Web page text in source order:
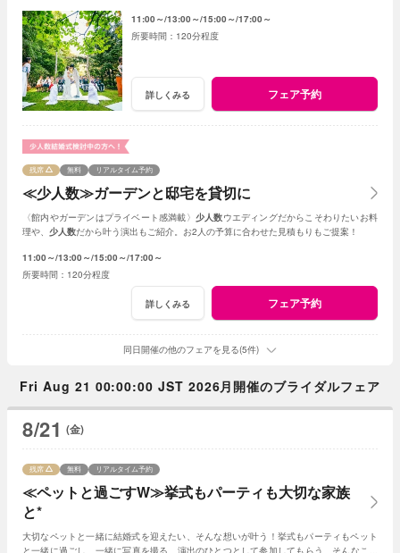
11:00～ 13:00～ 15:00～ 17:00～
120分程度
詳しくみる フェア予約
≪少人数≫ガーデンと邸宅を貸切に
残席 無料 リアルタイム予約
〈館内やガーデンはプライベート感満載〉 少人数ウエディングだからこそわりたいお料
理や、 少人数だから叶う演出もご紹介。お2人の予算に合わせた見積もりもご提案！
11:00～ 13:00～ 15:00～ 17:00～
120分程度
詳しくみる フェア予約
同日開催の他のフェアを見る(5件)
Fri Aug 21 00:00:00 JST 2026月開催のブライダルフェア
8/21 (金)
≪ペットと過ごすW≫挙式もパーティも大切な家族
と*
残席 無料 リアルタイム予約
大切なペットと一緒に結婚式を迎えたい、そんな想いが叶う！挙式もパーティもペット
と一緒に過ごし、一緒に写真を撮る、演出のひとつとして参加してもらう、そんなこと